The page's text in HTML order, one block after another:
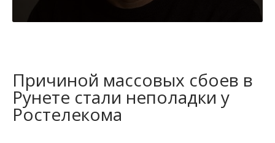
Причиной массовых сбоев в
Рунете стали неполадки у
Ростелекома